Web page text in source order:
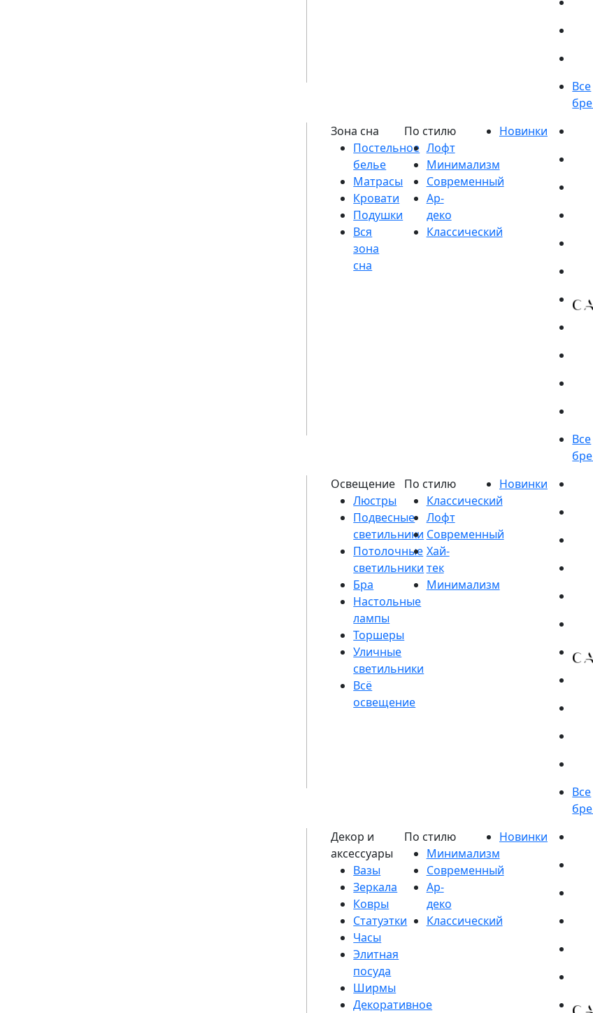
Постельное
белье
Матрасы
Кровати
Подушки
Люстры
Подвесные
светильники
Потолочные
светильники
Бра
Настольные
лампы
Торшеры
Уличные
светильники
Вазы
Зеркала
Ковры
Статуэтки
Часы
Элитная
посуда
Ширмы
Декоративное